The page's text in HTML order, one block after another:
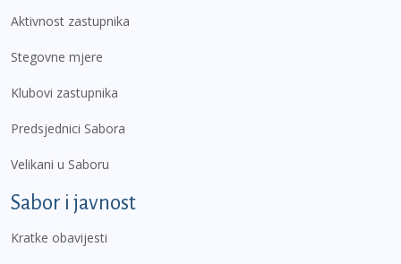
Aktivnost zastupnika
Stegovne mjere
Klubovi zastupnika
Predsjednici Sabora
Velikani u Saboru
Sabor i javnost
Kratke obavijesti